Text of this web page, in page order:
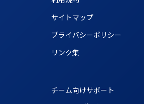
サイトマップ
プライバシーポリシー
リンク集
チーム向けサポート